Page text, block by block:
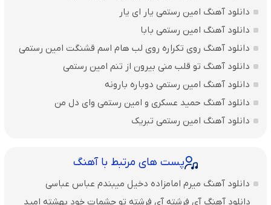
دانلود آهنگ امین رستمی یار ای یار
دانلود آهنگ امین رستمی بابا
دانلود آهنگ روی تکراره روی لب هام اسم قشنگت امین رستمی
دانلود آهنگ تو قلب منی بیرون از تنم امین رستمی
دانلود آهنگ امین رستمی دوباره بارونه
دانلود آهنگ حمید عسکری و امین رستمی وای دل من
دانلود آهنگ امین رستمی تبریک
پست های مرتبط با آهنگ
دانلود آهنگ میرم امامزاده دخیل میبندم عباس عباسی
دانلود آهنگ آی فرشته آی فرشته تو چشمات خود بهشته امید